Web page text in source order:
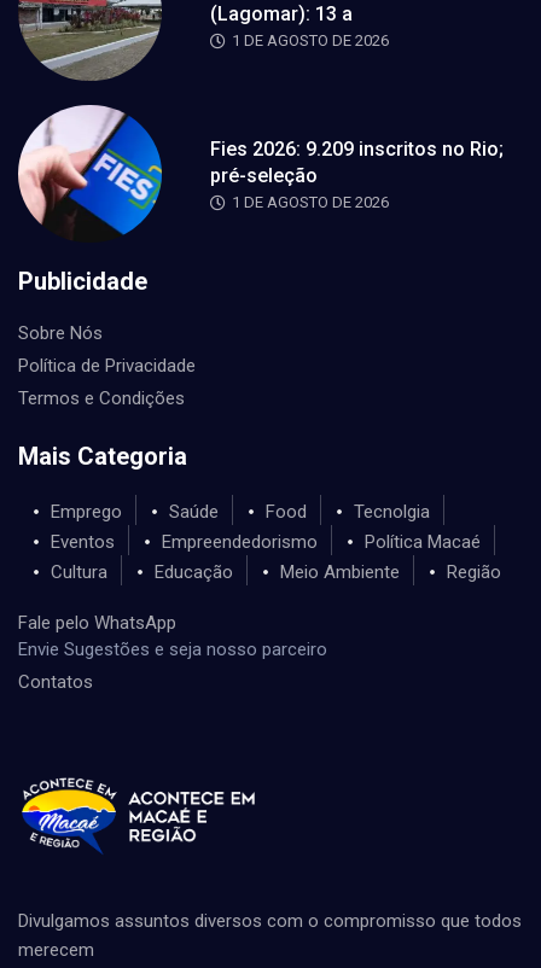
(Lagomar): 13 a
1 DE AGOSTO DE 2026
Fies 2026: 9.209 inscritos no Rio;
pré-seleção
1 DE AGOSTO DE 2026
Publicidade
Sobre Nós
Política de Privacidade
Termos e Condições
Mais Categoria
Emprego Saúde Food
Tecnolgia
Eventos
Empreendedorismo
Política Macaé
Cultura
Educação Meio Ambiente Região
Fale pelo WhatsApp
Envie Sugestões e seja nosso parceiro
Contatos
Divulgamos assuntos diversos com o compromisso que todos
merecem